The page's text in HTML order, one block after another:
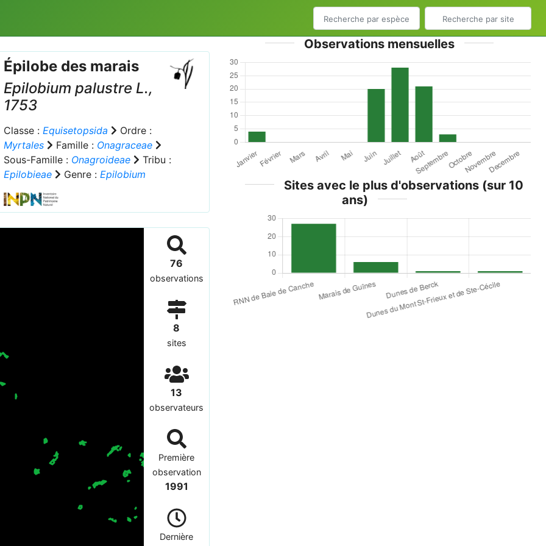
Épilobe des marais
Epilobium palustreL.,
1753
Classe : Equisetopsida
Ordre :
Myrtales
Famille : Onagraceae
Sous-Famille : Onagroideae
Tribu :
Epilobieae
Genre : Epilobium
76
observations
8
sites
13
observateurs
Première
observation
1991
Dernière
Observations mensuelles
Sites avec le plus d'observations (sur 10
ans)